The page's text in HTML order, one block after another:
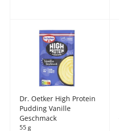
Dr. Oetker High Protein
Pudding Vanille
Geschmack
55 g